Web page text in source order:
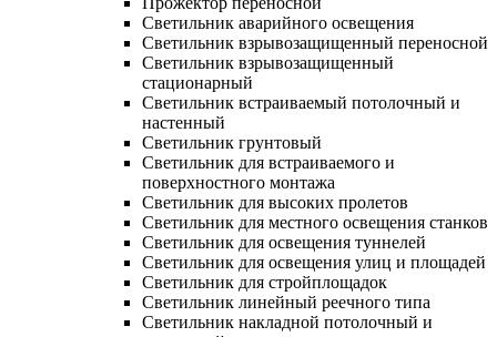
Светильник аварийного освещения
Светильник взрывозащищенный переносной
Светильник взрывозащищенный
стационарный
Светильник встраиваемый потолочный и
настенный
Светильник грунтовый
Светильник для встраиваемого и
поверхностного монтажа
Светильник для высоких пролетов
Светильник для местного освещения станков
Светильник для освещения туннелей
Светильник для освещения улиц и площадей
Светильник для стройплощадок
Светильник линейный реечного типа
Светильник накладной потолочный и